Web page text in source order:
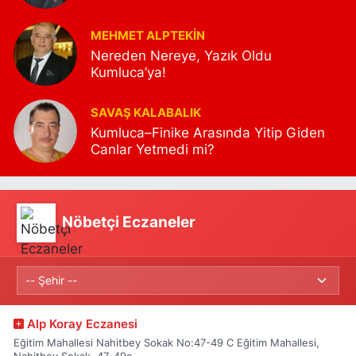
MEHMET ALPTEKİN
Nereden Nereye, Yazık Oldu
Kumluca’ya!
SAVAŞ KALABALIK
Kumluca–Finike Arasında Yitip Giden
Canlar Yetmedi mi?
Nöbetçi Eczaneler
Alp Koray Eczanesi
Eğitim Mahallesi Nahitbey Sokak No:47-49 C Eğitim Mahallesi,